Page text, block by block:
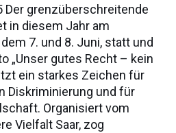
Der grenzüberschreitende
in diesem Jahr am
7. und 8. Juni, statt und
„Unser gutes Recht – kein
ein starkes Zeichen für
Diskriminierung und für
Organisiert vom
Vielfalt Saar, zog